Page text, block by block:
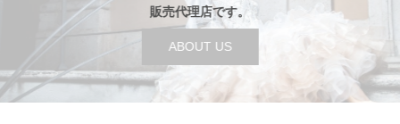
キ
ッ
プ
ー
を
セール
SALE
ご利用案内
GUIDE
ブ
販売代理店です。
ABOUT US